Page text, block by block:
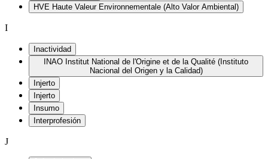
HVE Haute Valeur Environnementale (Alto Valor Ambiental)
I
Inactividad
INAO Institut National de l'Origine et de la Qualité (Instituto
Nacional del Origen y la Calidad)
Injerto
Injerto
Insumo
Interprofesión
J